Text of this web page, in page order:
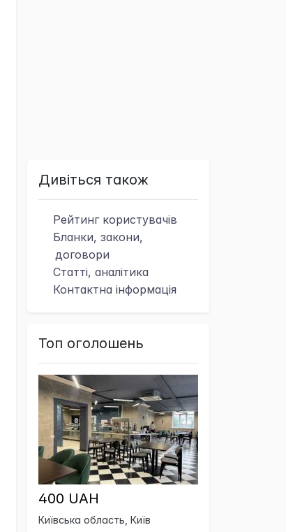
Дивіться також
Рейтинг користувачів
Бланки, закони,
договори
Статті, аналітика
Контактна інформація
Топ оголошень
400 UAH
Київська область, Київ